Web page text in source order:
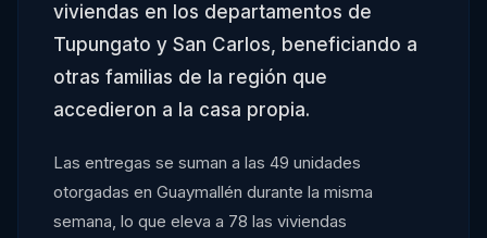
viviendas en los departamentos de
Tupungato y San Carlos, beneficiando a
otras familias de la región que
accedieron a la casa propia.
Las entregas se suman a las 49 unidades
otorgadas en Guaymallén durante la misma
semana, lo que eleva a 78 las viviendas